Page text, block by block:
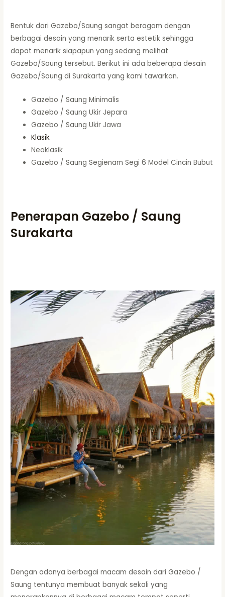
Bentuk dari Gazebo/Saung sangat beragam dengan
berbagai desain yang menarik serta estetik sehingga
dapat menarik siapapun yang sedang melihat
Gazebo/Saung tersebut. Berikut ini ada beberapa desain
Gazebo/Saung di Surakarta yang kami tawarkan.
Gazebo / Saung Minimalis
Gazebo / Saung Ukir Jepara
Gazebo / Saung Ukir Jawa
Klasik
Neoklasik
Gazebo / Saung Segienam Segi 6 Model Cincin Bubut
Penerapan Gazebo / Saung
Surakarta
Dengan adanya berbagai macam desain dari Gazebo /
Saung tentunya membuat banyak sekali yang